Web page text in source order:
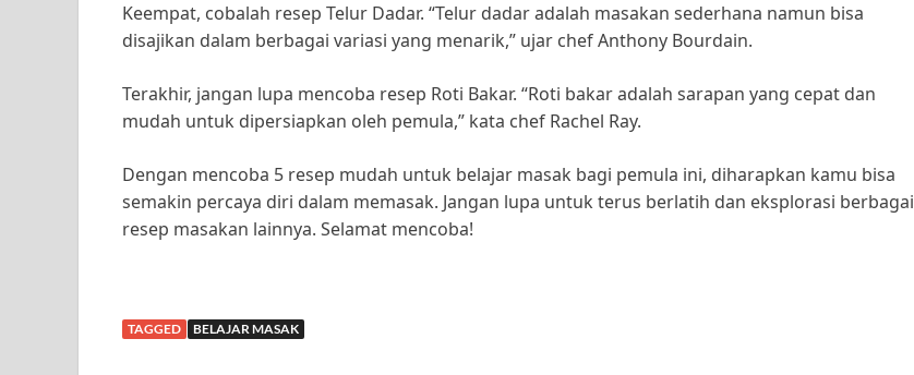
Keempat, cobalah resep Telur Dadar. “Telur dadar adalah masakan sederhana namun bisa
disajikan dalam berbagai variasi yang menarik,” ujar chef Anthony Bourdain.
Terakhir, jangan lupa mencoba resep Roti Bakar. “Roti bakar adalah sarapan yang cepat dan
mudah untuk dipersiapkan oleh pemula,” kata chef Rachel Ray.
Dengan mencoba 5 resep mudah untuk belajar masak bagi pemula ini, diharapkan kamu bisa
semakin percaya diri dalam memasak. Jangan lupa untuk terus berlatih dan eksplorasi berbagai
resep masakan lainnya. Selamat mencoba!
TAGGED BELAJAR MASAK